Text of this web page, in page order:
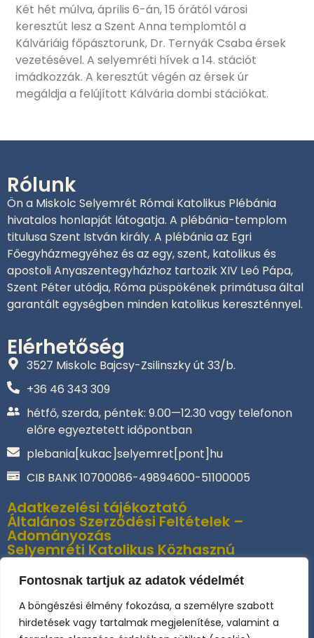
Fontosnak tartjuk az adatok védelmét
A böngészési élmény fokozása, a személyre szabott
hirdetések vagy tartalmak megjelenítése, valamint a
Két hét múlva, április 6-án, 15 órától városi
keresztút lesz a Szent Anna templomtól a
Kálváriáig főpásztorunk, Dr. Ternyák Csaba érsek
vezetésével. A selyemréti hívek a 14. stációt
imádkozzák. A keresztút végén az érsek úr
megáldja a felújított Kálvária dombi stációkat.
Rólunk
Ön a Miskolc Selyemrét Római Katolikus Plébánia
hivatalos honlapját látogatja. A plébánia-templom
titulusa Szent István király. A plébánia az Egri
Főegyházmegyéhez és az egy, szent, katolikus és
apostoli Anyaszentegyházhoz tartozik XIV Leó Pápa,
Szent Péter utódja, Róma püspökének primátusa által
garantált egységben minden katolikus kereszténnyel.
Elérhetőség
3527 Miskolc Bajcsy-Zsilinszky út 33/b.
+36 46 343 309‬
hétfő, szerda, péntek: 9.00—12.30 vagy telefonon
előre egyeztetett időpontban
plebania[kukac]selyemret[pont]hu
CIB BANK 10700086-49894600-51100005
Adatkezelési tájékoztató
Általános Szerződési Feltételek –
Adományozás
Selyemréti Katolikus Közhasznú
Alapítvány
Az online fizetést a Barion Payment Zrt. biztosítja, MNB
engedély száma: H-EN-I-1064/2013